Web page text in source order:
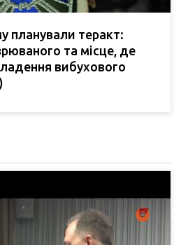
планували теракт:
та місце, де
вибухового